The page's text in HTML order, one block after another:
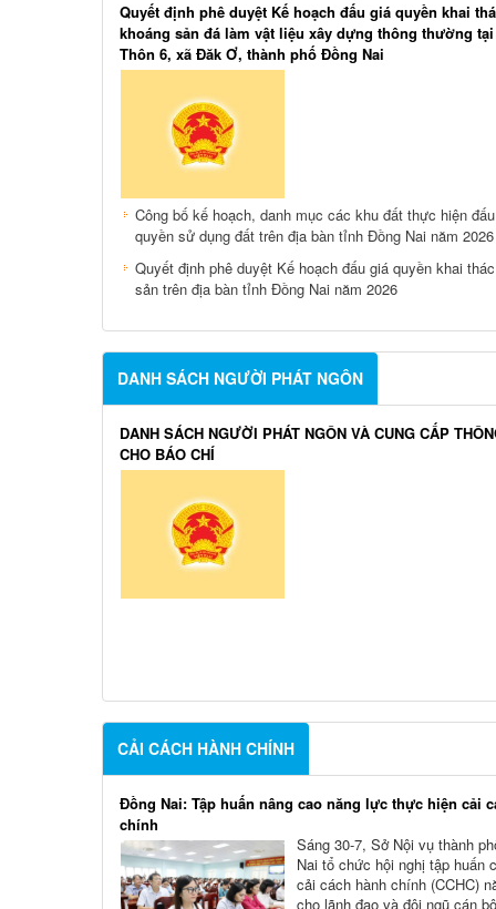
Quyết định phê duyệt Kế hoạch đấu giá quyền khai
khoáng sản đá làm vật liệu xây dựng thông thường
Thôn 6, xã Đăk Ơ, thành phố Đồng Nai
Công bố kế hoạch, danh mục các khu đất thực hiện
quyền sử dụng đất trên địa bàn tỉnh Đồng Nai năm 2026
Quyết định phê duyệt Kế hoạch đấu giá quyền khai
sản trên địa bàn tỉnh Đồng Nai năm 2026
DANH SÁCH NGƯỜI PHÁT NGÔN
DANH SÁCH NGƯỜI PHÁT NGÔN VÀ CUNG CẤP
CHO BÁO CHÍ
CẢI CÁCH HÀNH CHÍNH
Đồng Nai: Tập huấn nâng cao năng lực thực hiện cải
chính
Sáng 30-7, Sở Nội vụ thành
Nai tổ chức hội nghị tập huấn
cải cách hành chính (CCHC)
cho lãnh đạo và đội ngũ cán